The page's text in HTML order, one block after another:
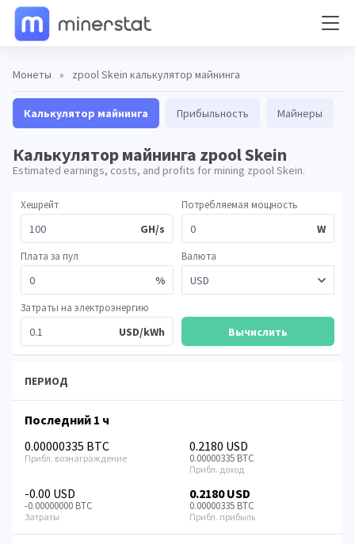
Монеты » zpool Skein калькулятор майнинга
Калькулятор майнинга Прибыльность Майнеры
Калькулятор майнинга zpool Skein
Estimated earnings, costs, and profits for mining zpool Skein.
Хешрейт
GH/s
Потребляемая мощность
W
Плата за пул
%
Валюта
Затраты на электроэнергию
USD/kWh
ПЕРИОД
Последний 1 ч
0.00000335 BTC
0.2180 USD
0.00000335 BTC
-0.00 USD
-0.00000000 BTC
0.2180 USD
0.00000335 BTC